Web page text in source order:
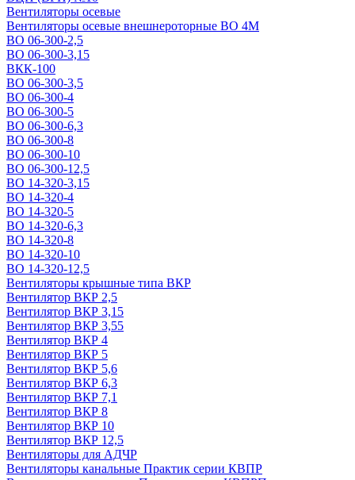
Вентиляторы осевые
Вентиляторы осевые внешнероторные ВО 4М
ВО 06-300-2,5
ВО 06-300-3,15
ВКК-100
ВО 06-300-3,5
ВО 06-300-4
ВО 06-300-5
ВО 06-300-6,3
ВО 06-300-8
ВО 06-300-10
ВО 06-300-12,5
ВО 14-320-3,15
ВО 14-320-4
ВО 14-320-5
ВО 14-320-6,3
ВО 14-320-8
ВО 14-320-10
ВО 14-320-12,5
Вентиляторы крышные типа ВКР
Вентилятор ВКР 2,5
Вентилятор ВКР 3,15
Вентилятор ВКР 3,55
Вентилятор ВКР 4
Вентилятор ВКР 5
Вентилятор ВКР 5,6
Вентилятор ВКР 6,3
Вентилятор ВКР 7,1
Вентилятор ВКР 8
Вентилятор ВКР 10
Вентилятор ВКР 12,5
Вентиляторы для АДЧР
Вентиляторы канальные Практик серии КВПР